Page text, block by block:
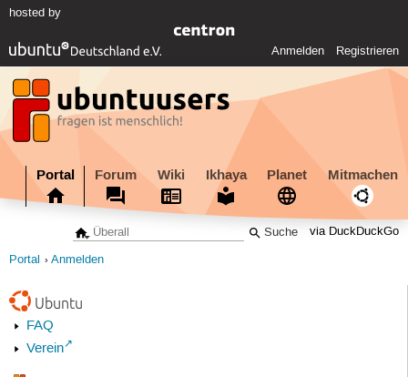
hosted by
Anmelden Registrieren
Portal Forum Wiki Ikhaya Planet Mitmachen
via DuckDuckGo
Portal Anmelden
Ubuntu
FAQ
Verein